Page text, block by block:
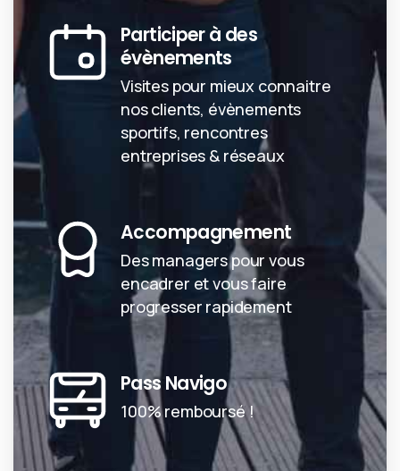
Participer à des
évènements
Visites pour mieux connaitre
nos clients, évènements
sportifs, rencontres
entreprises & réseaux
Accompagnement
Des managers pour vous
encadrer et vous faire
progresser rapidement
Pass Navigo
100% remboursé !